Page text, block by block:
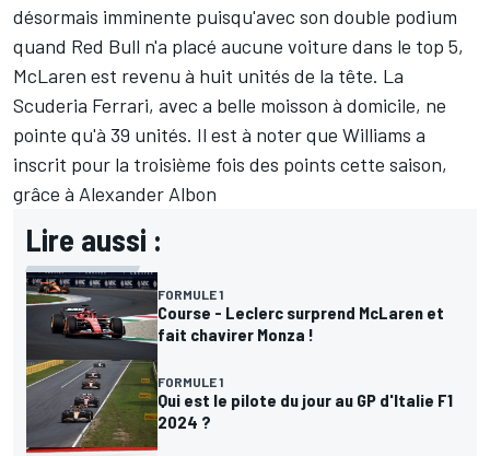
désormais imminente puisqu'avec son double podium
quand Red Bull n'a placé aucune voiture dans le top 5,
McLaren est revenu à huit unités de la tête. La
Scuderia Ferrari, avec a belle moisson à domicile, ne
pointe qu'à 39 unités. Il est à noter que Williams a
inscrit pour la troisième fois des points cette saison,
grâce à Alexander Albon
Lire aussi :
FORMULE 1
Course - Leclerc surprend McLaren et
fait chavirer Monza !
FORMULE 1
Qui est le pilote du jour au GP d'Italie F1
2024 ?